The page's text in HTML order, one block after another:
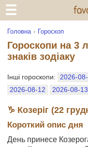
Головна Гороскоп
Гороскопи на 3
знаків зодіаку
Інші гороскопи: 2026-
2026-08-12
2026-08-13
♑ Козеріг (22
Короткий опис дня
День принесе